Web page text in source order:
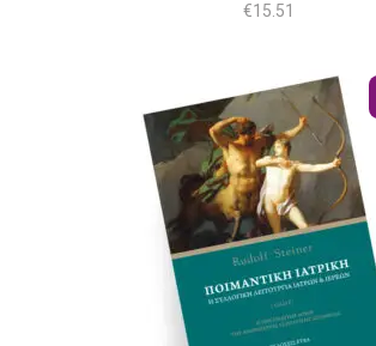
€15.51